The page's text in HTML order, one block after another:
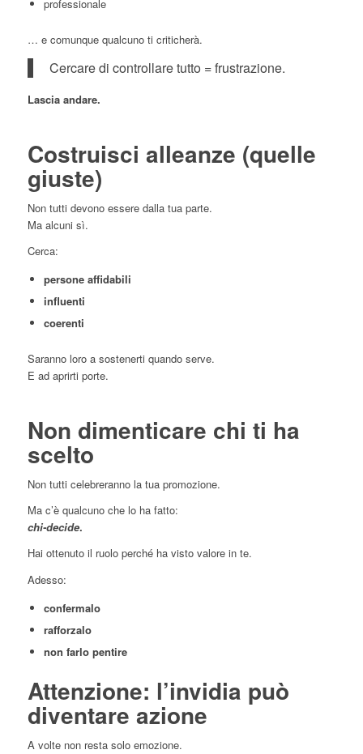
professionale
… e comunque qualcuno ti criticherà.
Cercare di controllare tutto = frustrazione.
Lascia andare.
Costruisci alleanze (quelle
giuste)
Non tutti devono essere dalla tua parte.
Ma alcuni sì.
Cerca:
persone affidabili
influenti
coerenti
Saranno loro a sostenerti quando serve.
E ad aprirti porte.
Non dimenticare chi ti ha
scelto
Non tutti celebreranno la tua promozione.
Ma c’è qualcuno che lo ha fatto:
chi-decide.
Hai ottenuto il ruolo perché ha visto valore in te.
Adesso:
confermalo
rafforzalo
non farlo pentire
Attenzione: l’invidia può
diventare azione
A volte non resta solo emozione.